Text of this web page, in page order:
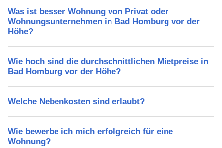
Was ist besser Wohnung von Privat oder
Wohnungsunternehmen in Bad Homburg vor der
Höhe?
Wie hoch sind die durchschnittlichen Mietpreise in
Bad Homburg vor der Höhe?
Welche Nebenkosten sind erlaubt?
Wie bewerbe ich mich erfolgreich für eine
Wohnung?